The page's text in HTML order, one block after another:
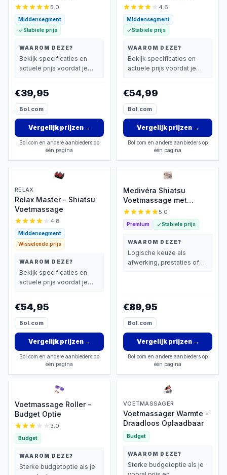
voetmassage draadloos
5.0
Middensegment
Stabiele prijs
WAAROM DEZE?
Bekijk specificaties en
actuele prijs voordat je
€39,95
Bol.com
Vergelijk prijzen→
Bol.com en andere aanbieders op
één pagina
Warmte
4.6
Middensegment
Stabiele prijs
WAAROM DEZE?
Bekijk specificaties en
actuele prijs voordat je
€54,99
Bol.com
Vergelijk prijzen→
Bol.com en andere aanbieders op
één pagina
RELAX
Relax Master - Shiatsu
Voetmassage
4.8
Middensegment
Wisselende prijs
WAAROM DEZE?
Bekijk specificaties en
actuele prijs voordat je
€54,95
Bol.com
Vergelijk prijzen→
Bol.com en andere aanbieders op
één pagina
Medivéra Shiatsu
Voetmassage met
Warmte en Compressie
5.0
Premium Stabiele prijs
WAAROM DEZE?
Logische keuze als
afwerking, prestaties of
€89,95
Bol.com
Vergelijk prijzen→
Bol.com en andere aanbieders op
één pagina
Voetmassage Roller -
Budget Optie
3.0
Budget
WAAROM DEZE?
Sterke budgetoptie als je
VOETMASSAGER
Voetmassager Warmte -
Draadloos Oplaadbaar
Budget
WAAROM DEZE?
Sterke budgetoptie als je